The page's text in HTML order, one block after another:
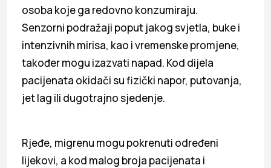
osoba koje ga redovno konzumiraju.
Senzorni podražaji poput jakog svjetla, buke i
intenzivnih mirisa, kao i vremenske promjene,
također mogu izazvati napad. Kod dijela
pacijenata okidači su fizički napor, putovanja,
jet lag ili dugotrajno sjedenje.
Rjeđe, migrenu mogu pokrenuti određeni
lijekovi, a kod malog broja pacijenata i